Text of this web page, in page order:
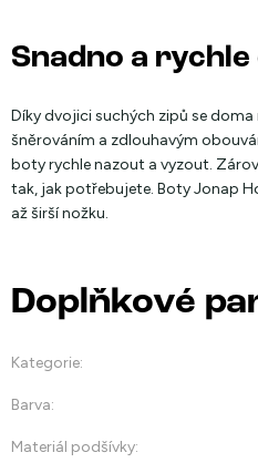
Snadno a rychle
Díky dvojici suchých zipů se
šněrováním a zdlouhavým
boty rychle nazout a vyzout.
tak, jak potřebujete. Boty Jonap
až širší nožku.
Doplňkové
Kategorie:
Barva:
Materiál podšívky: